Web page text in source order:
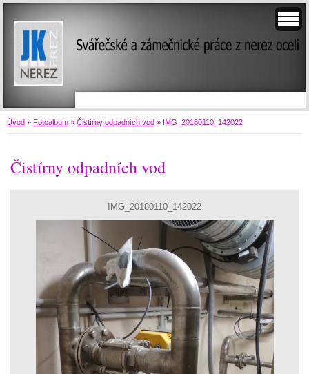
Úvod » Fotoalbum » Čistírny odpadních vod » IMG_20180110_142022
Čistírny odpadních vod
IMG_20180110_142022